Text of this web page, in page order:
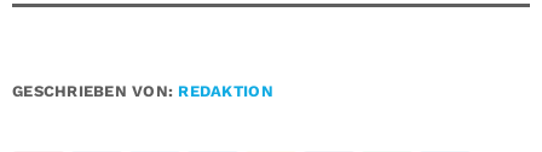
GESCHRIEBEN VON: REDAKTION